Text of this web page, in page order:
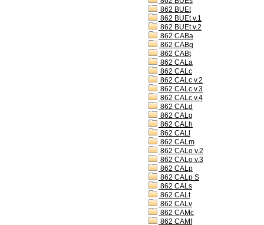
862 BUEt
862 BUEt v.1
862 BUEt v.2
862 CABa
862 CABq
862 CABt
862 CALa
862 CALc
862 CALc v.2
862 CALc v.3
862 CALc v.4
862 CALd
862 CALg
862 CALh
862 CALl
862 CALm
862 CALo v.2
862 CALo v.3
862 CALp
862 CALp S
862 CALs
862 CALt
862 CALv
862 CAMc
862 CAMf